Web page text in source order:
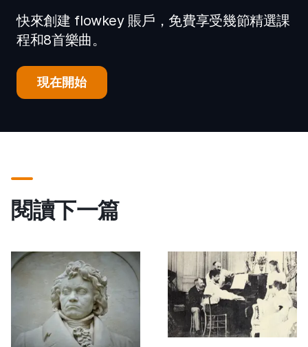
快來創建 flowkey 賬戶，免費享受幾節精選課
程和8首樂曲。
現在開始
閱讀下一篇